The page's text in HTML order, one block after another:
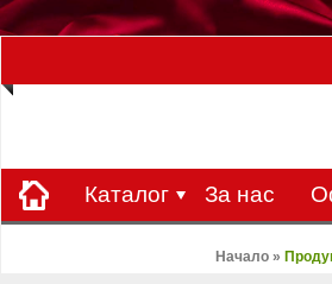
Каталог За нас
Начало »